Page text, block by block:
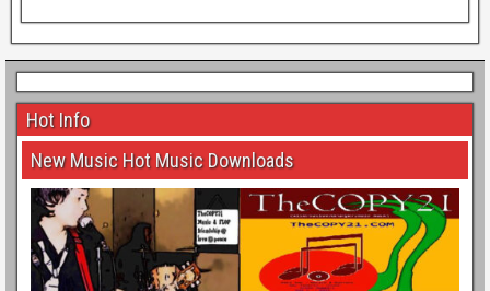
Hot Info
New Music Hot Music Downloads